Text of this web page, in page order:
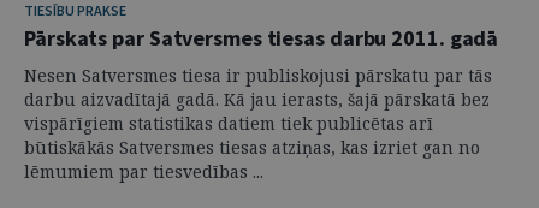
TIESĪBU PRAKSE
Pārskats par Satversmes tiesas darbu 2011. gadā
Nesen Satversmes tiesa ir publiskojusi pārskatu par tās
darbu aizvadītajā gadā. Kā jau ierasts, šajā pārskatā bez
vispārīgiem statistikas datiem tiek publicētas arī
būtiskākās Satversmes tiesas atziņas, kas izriet gan no
lēmumiem par tiesvedības ...